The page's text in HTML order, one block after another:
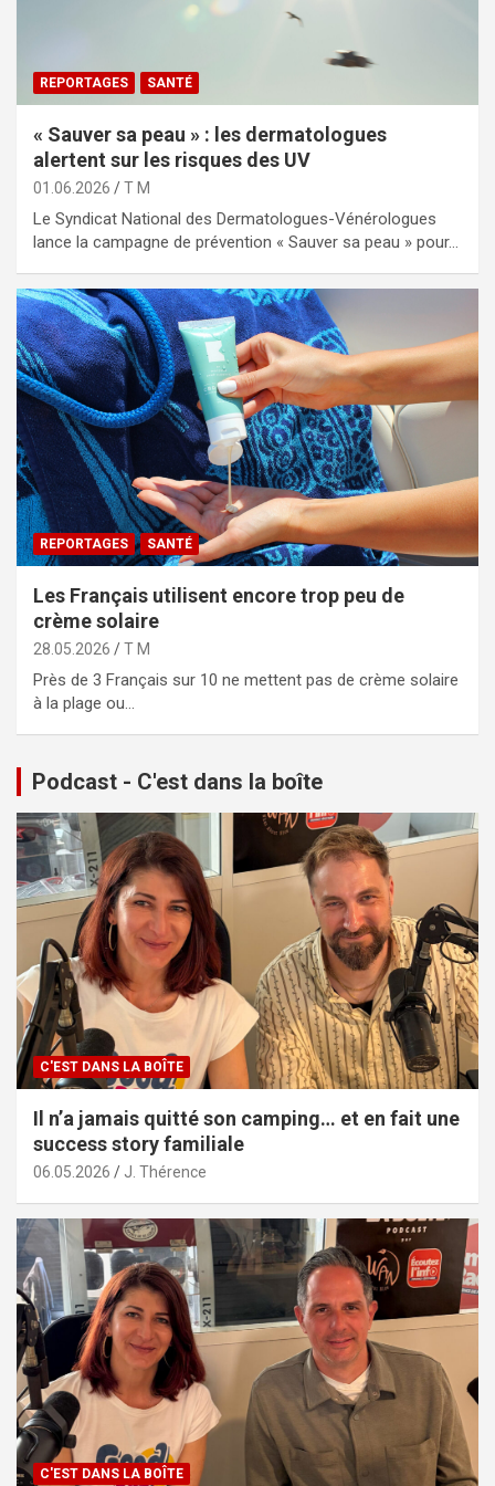
REPORTAGES SANTÉ
« Sauver sa peau » : les dermatologues
alertent sur les risques des UV
01.06.2026 T M
Le Syndicat National des Dermatologues-Vénérologues
lance la campagne de prévention « Sauver sa peau » pour…
REPORTAGES SANTÉ
Les Français utilisent encore trop peu de
crème solaire
28.05.2026 T M
Près de 3 Français sur 10 ne mettent pas de crème solaire
à la plage ou…
Podcast - C'est dans la boîte
C'EST DANS LA BOÎTE
Il n’a jamais quitté son camping… et en fait une
success story familiale
06.05.2026 J. Thérence
C'EST DANS LA BOÎTE